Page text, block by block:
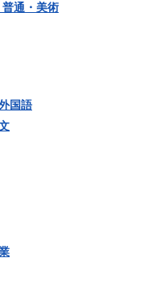
通・美術
国語